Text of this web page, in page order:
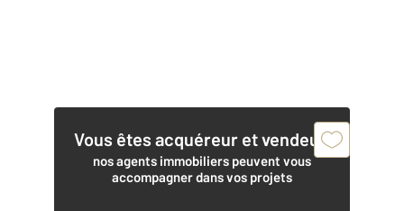
Vous êtes acquéreur et vendeur,
nos agents immobiliers peuvent vous
accompagner dans vos projets